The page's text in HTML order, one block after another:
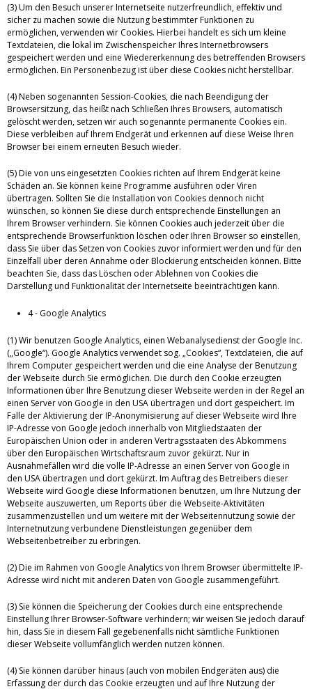
(3) Um den Besuch unserer Internetseite nutzerfreundlich, effektiv und
sicher zu machen sowie die Nutzung bestimmter Funktionen zu
ermöglichen, verwenden wir Cookies. Hierbei handelt es sich um kleine
Textdateien, die lokal im Zwischenspeicher Ihres Internetbrowsers
gespeichert werden und eine Wiedererkennung des betreffenden Browsers
ermöglichen. Ein Personenbezug ist über diese Cookies nicht herstellbar.
(4) Neben sogenannten Session-Cookies, die nach Beendigung der
Browsersitzung, das heißt nach Schließen Ihres Browsers, automatisch
gelöscht werden, setzen wir auch sogenannte permanente Cookies ein.
Diese verbleiben auf Ihrem Endgerät und erkennen auf diese Weise Ihren
Browser bei einem erneuten Besuch wieder.
(5) Die von uns eingesetzten Cookies richten auf Ihrem Endgerät keine
Schäden an. Sie können keine Programme ausführen oder Viren
übertragen. Sollten Sie die Installation von Cookies dennoch nicht
wünschen, so können Sie diese durch entsprechende Einstellungen an
Ihrem Browser verhindern. Sie können Cookies auch jederzeit über die
entsprechende Browserfunktion löschen oder Ihren Browser so einstellen,
dass Sie über das Setzen von Cookies zuvor informiert werden und für den
Einzelfall über deren Annahme oder Blockierung entscheiden können. Bitte
beachten Sie, dass das Löschen oder Ablehnen von Cookies die
Darstellung und Funktionalität der Internetseite beeinträchtigen kann.
4 - Google Analytics
(1) Wir benutzen Google Analytics, einen Webanalysedienst der Google Inc.
(„Google“). Google Analytics verwendet sog. „Cookies“, Textdateien, die auf
Ihrem Computer gespeichert werden und die eine Analyse der Benutzung
der Webseite durch Sie ermöglichen. Die durch den Cookie erzeugten
Informationen über Ihre Benutzung dieser Webseite werden in der Regel an
einen Server von Google in den USA übertragen und dort gespeichert. Im
Falle der Aktivierung der IP-Anonymisierung auf dieser Webseite wird Ihre
IP-Adresse von Google jedoch innerhalb von Mitgliedstaaten der
Europäischen Union oder in anderen Vertragsstaaten des Abkommens
über den Europäischen Wirtschaftsraum zuvor gekürzt. Nur in
Ausnahmefällen wird die volle IP-Adresse an einen Server von Google in
den USA übertragen und dort gekürzt. Im Auftrag des Betreibers dieser
Webseite wird Google diese Informationen benutzen, um Ihre Nutzung der
Webseite auszuwerten, um Reports über die Webseite-Aktivitäten
zusammenzustellen und um weitere mit der Webseitennutzung sowie der
Internetnutzung verbundene Dienstleistungen gegenüber dem
Webseitenbetreiber zu erbringen.
(2) Die im Rahmen von Google Analytics von Ihrem Browser übermittelte IP-
Adresse wird nicht mit anderen Daten von Google zusammengeführt.
(3) Sie können die Speicherung der Cookies durch eine entsprechende
Einstellung Ihrer Browser-Software verhindern; wir weisen Sie jedoch darauf
hin, dass Sie in diesem Fall gegebenenfalls nicht sämtliche Funktionen
dieser Webseite vollumfänglich werden nutzen können.
(4) Sie können darüber hinaus (auch von mobilen Endgeräten aus) die
Erfassung der durch das Cookie erzeugten und auf Ihre Nutzung der